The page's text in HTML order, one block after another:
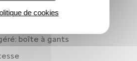
boîte à gants
de cookies